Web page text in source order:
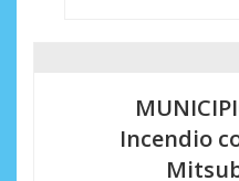
Incendio